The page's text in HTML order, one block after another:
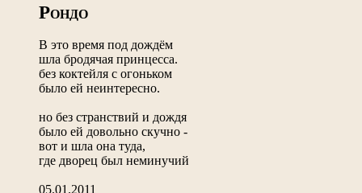
РОНДО
В это время под дождём
шла бродячая принцесса.
без коктейля с огоньком
было ей неинтересно.
но без странствий и дождя
было ей довольно скучно -
вот и шла она туда,
где дворец был неминучий
05.01.2011